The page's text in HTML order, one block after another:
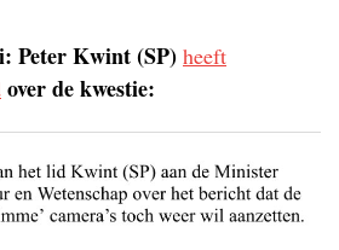
Peter Kwint (SP) heeft
over de kwestie: